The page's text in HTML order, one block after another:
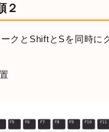
２
クとShiftとSを同時に